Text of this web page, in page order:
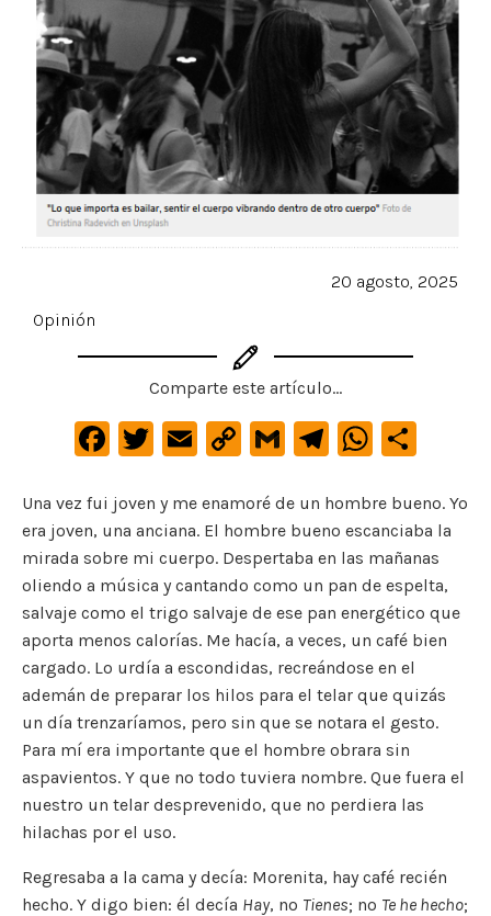
20 agosto, 2025
Opinión
Comparte este artículo...
F
c
e
b
o
o
k
T
it
te
r
E
ai
l
C
p
y
Li
n
k
G
ai
l
Te
gr
a
m
W
at
s
A
p
p
m
p
ar
ti
r
Una vez fui joven y me enamoré de un hombre bueno. Yo
era joven, una anciana. El hombre bueno escanciaba la
mirada sobre mi cuerpo. Despertaba en las mañanas
oliendo a música y cantando como un pan de espelta,
salvaje como el trigo salvaje de ese pan energético que
aporta menos calorías. Me hacía, a veces, un café bien
cargado. Lo urdía a escondidas, recreándose en el
ademán de preparar los hilos para el telar que quizás
un día trenzaríamos, pero sin que se notara el gesto.
Para mí era importante que el hombre obrara sin
aspavientos. Y que no todo tuviera nombre. Que fuera el
nuestro un telar desprevenido, que no perdiera las
hilachas por el uso.
Regresaba a la cama y decía: Morenita, hay café recién
hecho. Y digo bien: él decía Hay, no Tienes; no Te he hecho;